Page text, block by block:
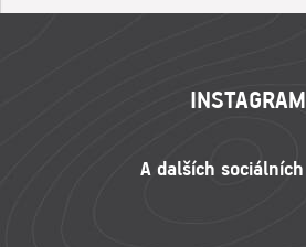
INSTAGRAM